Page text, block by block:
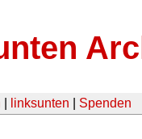
linksunten Spenden